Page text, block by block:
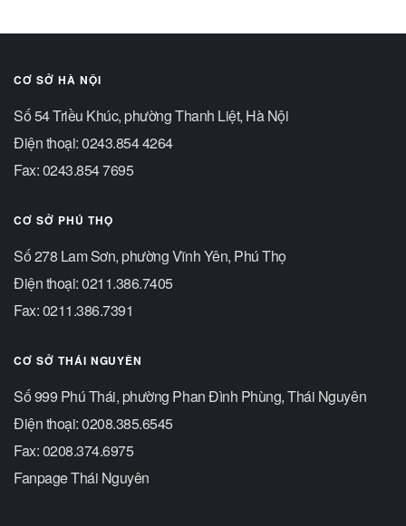
CƠ SỞ HÀ NỘI
Số 54 Triều Khúc, phường Thanh Liệt, Hà Nội
Điện thoại: 0243.854 4264
Fax: 0243.854 7695
CƠ SỞ PHÚ THỌ
Số 278 Lam Sơn, phường Vĩnh Yên, Phú Thọ
Điện thoại: 0211.386.7405
Fax: 0211.386.7391
CƠ SỞ THÁI NGUYÊN
Số 999 Phú Thái, phường Phan Đình Phùng, Thái Nguyên
Điện thoại: 0208.385.6545
Fax: 0208.374.6975
Fanpage Thái Nguyên